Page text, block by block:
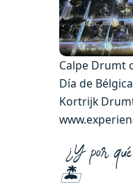
Calpe Drumt
Día de
Kortrijk
¿Y por
🏝️